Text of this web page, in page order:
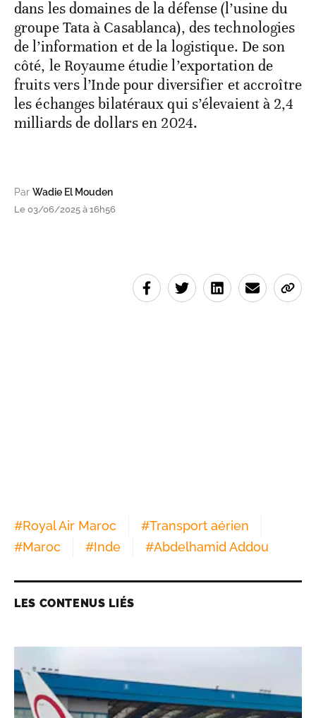
dans les domaines de la défense (l’usine du
groupe Tata à Casablanca), des technologies
de l’information et de la logistique. De son
côté, le Royaume étudie l’exportation de
fruits vers l’Inde pour diversifier et accroître
les échanges bilatéraux qui s’élevaient à 2,4
milliards de dollars en 2024.
Par Wadie El Mouden
Le 03/06/2025 à 16h56
#Royal Air Maroc #Transport aérien
#Maroc #Inde #Abdelhamid Addou
LES CONTENUS LIÉS